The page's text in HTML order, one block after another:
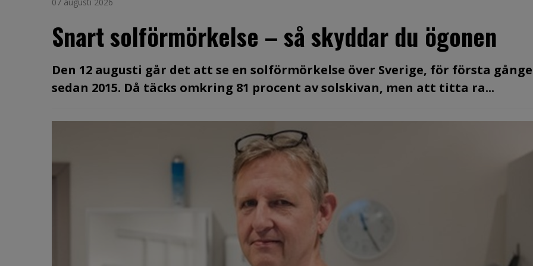
07 augusti 2026
Snart solförmörkelse – så skyddar du ögonen
Den 12 augusti går det att se en solförmörkelse över Sverige, för första
sedan 2015. Då täcks omkring 81 procent av solskivan, men att titta ra...